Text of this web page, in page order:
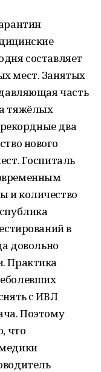
составляет
мест. Занятых
часть
тяжёлых
два
нового
Госпиталь
и количество
в
довольно
Практика
с ИВЛ
Поэтому
что